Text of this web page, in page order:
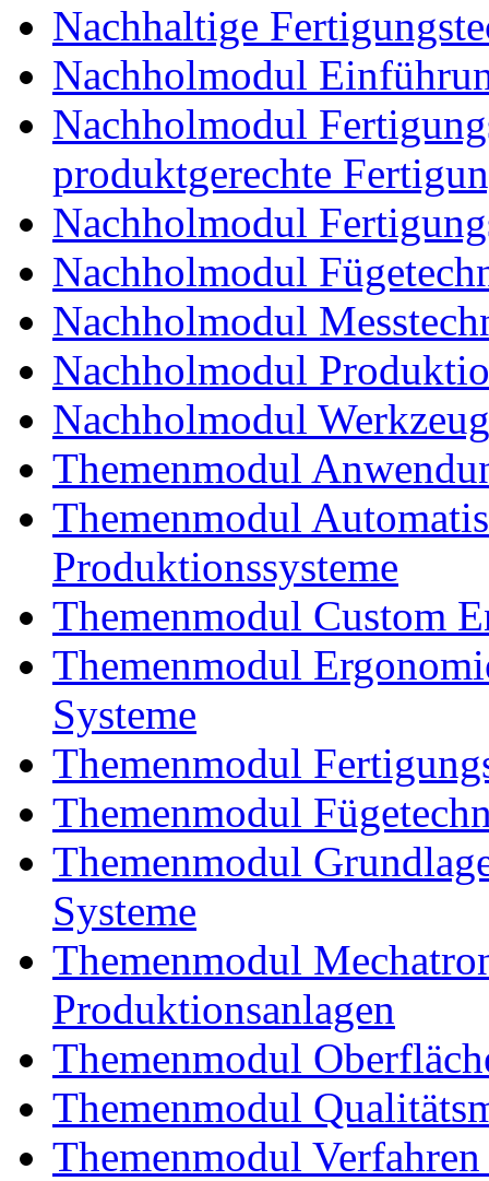
Nachhaltige
Nachholmodul
Nachholmodul
produktgerechte
Nachholmodul
Nachholmodul
Nachholmodul
Nachholmodul
Nachholmodul
Themenmodul
Themenmodul
Produktionssysteme
Themenmodul Custom
Themenmodul
Systeme
Themenmodul
Themenmodul
Themenmodul
Systeme
Themenmodul
Produktionsanlagen
Themenmodul
Themenmodul
Themenmodul